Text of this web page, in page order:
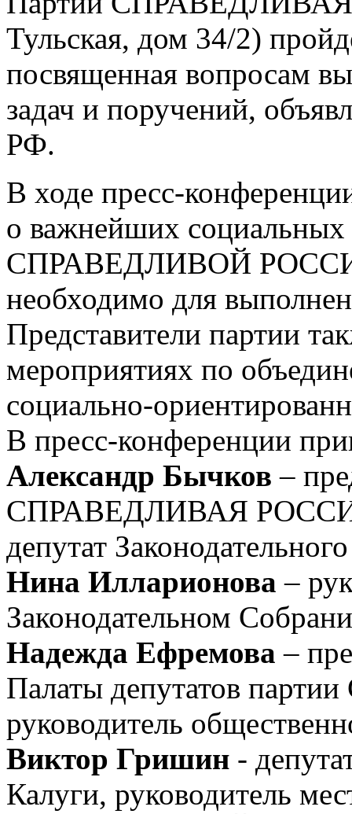
Тульская, дом 34/2)
посвященная вопросам
задач и поручений,
РФ.
В ходе пресс-
о важнейших социальных
СПРАВЕДЛИВОЙ
необходимо для
Представители партии
мероприятиях по
социально-
В пресс-конференции
Александр Бычков –
СПРАВЕДЛИВАЯ РОССИЯ
депутат
Нина Илларионова –
Законодательном
Надежда Ефремова –
Палаты депутатов
руководитель
Виктор Гришин -
Калуги, руководитель